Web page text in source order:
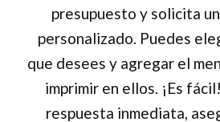
presupuesto y solicita
personalizado. Puedes
que desees y agregar el
imprimir en ellos. ¡Es
respuesta inmediata,